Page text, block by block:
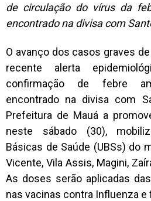
de circulação do vírus da
encontrado na divisa com
O avanço dos casos graves
recente alerta
confirmação de febre
encontrado na divisa com
Prefeitura de Mauá a
neste sábado (30),
Básicas de Saúde (UBSs) do
Vicente, Vila Assis, Magini,
As doses serão aplicadas
nas vacinas contra Influenza e